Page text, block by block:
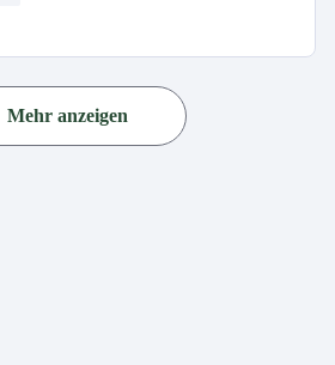
Mehr anzeigen